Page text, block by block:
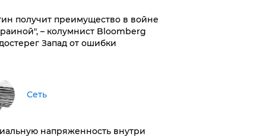
получит преимущество в войне
– колумнист Bloomberg
Запад от ошибки
Сеть
напряженность внутри